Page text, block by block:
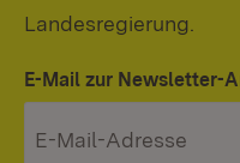
Landesregierung.
E-Mail zur Newsletter-